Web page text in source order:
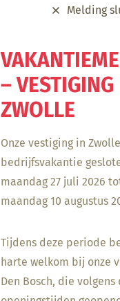
Melding
– VESTIGING
ZWOLLE
Onze vestiging in
bedrijfsvakantie
maandag 27 juli 2026
maandag 10 augustus
Tijdens deze periode
harte welkom bij onze
Den Bosch, die